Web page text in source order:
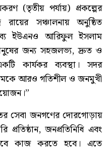
(তৃতীয় পর্যায়) প্রকল্পের
সঞ্চালনায় অনুষ্ঠিত
ইউএনও আরিফুল ইসলাম
জন্য সহজলভ্য, দ্রুত ও
কার্যকর ব্যবস্থা। সদর
আরও গতিশীল ও জনমুখী
সেবা জনগণের দোরগোড়ায়
জনপ্রতিনিধি এবং
কাজ করতে হবে। এতে